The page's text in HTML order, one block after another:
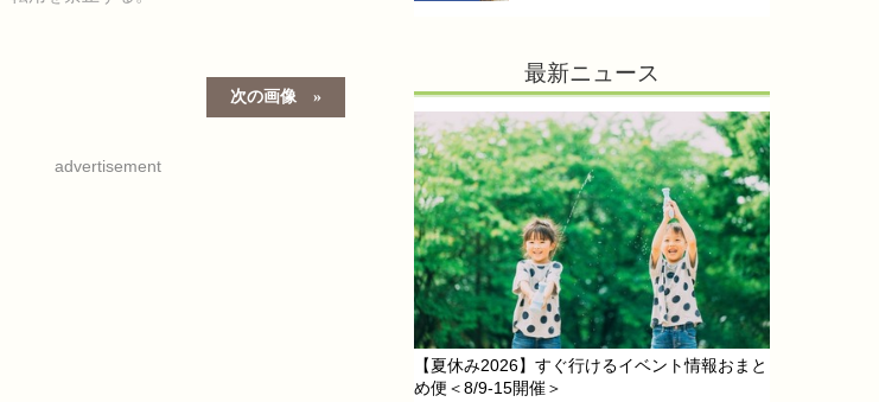
次の画像
advertisement
最新ニュース
【夏休み2026】すぐ行けるイベント情報おまと
め便＜8/9-15開催＞